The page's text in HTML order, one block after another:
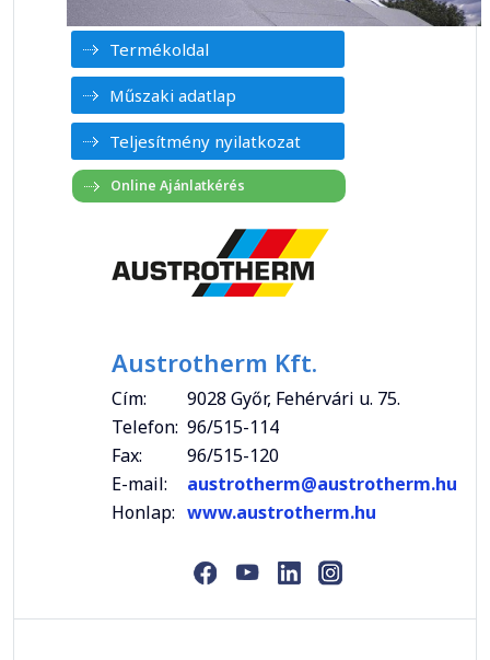
Termékoldal
Műszaki adatlap
Teljesítmény nyilatkozat
Austrotherm Kft.
Cím:
9028 Győr, Fehérvári u. 75.
Telefon: 96/515-114
Fax:
96/515-120
E-mail:
austrotherm@austrotherm.hu
Honlap: www.austrotherm.hu